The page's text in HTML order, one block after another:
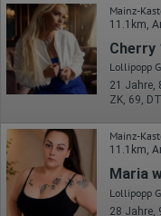
Herkunft (Land und
Sprache
Betriebssystem
Gerät (PC, Tablet-
Browser und alle
Auflösung des
Besucherquelle
verweisende
Welche Dateien
Welche Videos
Wurden
Wohin ging der
Portals oder hat er
Wie lange blieb der
Mainz-
11.1km,
Cherry
Lollipopp
ZK, 69,
Mainz-
11.1km,
Maria
Lollipopp